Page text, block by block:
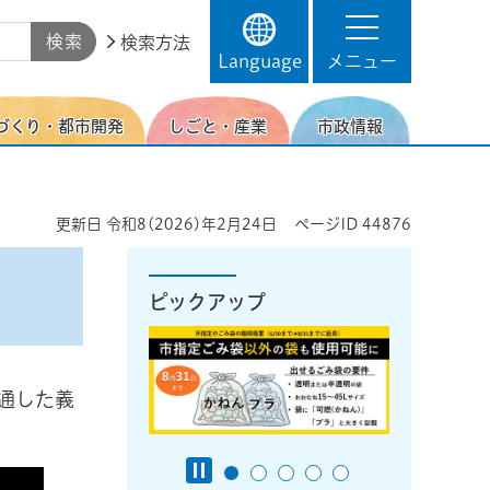
検索方法
Language
メニュー
くり・都市開発 しごと・産業 市政情報
更新日 令和8(2026)年2月24日 ページID 44876
した義
ピックアップ